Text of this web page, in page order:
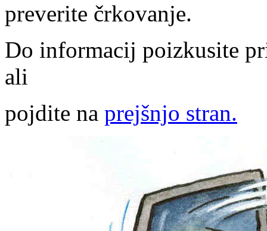
preverite črkovanje.
Do informacij poizkusite
ali
pojdite na prejšnjo stran.